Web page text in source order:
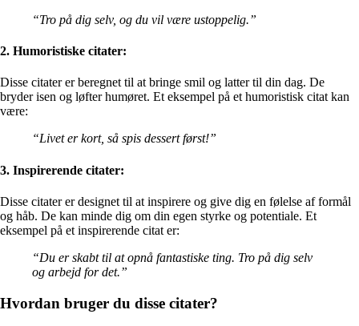
“Tro på dig selv, og du vil være ustoppelig.”
2. Humoristiske citater:
Disse citater er beregnet til at bringe smil og latter til din dag. De
bryder isen og løfter humøret. Et eksempel på et humoristisk citat kan
være:
“Livet er kort, så spis dessert først!”
3. Inspirerende citater:
Disse citater er designet til at inspirere og give dig en følelse af formål
og håb. De kan minde dig om din egen styrke og potentiale. Et
eksempel på et inspirerende citat er:
“Du er skabt til at opnå fantastiske ting. Tro på dig selv
og arbejd for det.”
Hvordan bruger du disse citater?